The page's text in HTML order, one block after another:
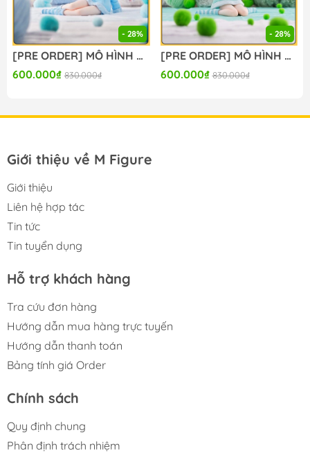
#mo_hinh_anime #anime_figure #figure
#mo_hinh_chinh_hang #mo_hinh_figure
#figure_chinh_hang #mo_hinh_tinh #nendoroid
#gameprize #scalefigure
- 28%
[PRE ORDER] MÔ HÌNH BanG Dream! - BanG Dream! Ave Mujica - Togawa Sakiko - Yumemirize - ～Pajama Party!～ (Sega Fave) FIGURE CHÍNH HÃNG
600.000₫ 830.000₫
- 28%
[PRE ORDER] MÔ HÌNH BanG Dream! - BanG Dream! Ave Mujica - Wakaba Mutsumi - Yumemirize - ～Pajama Party!～ (Sega Fave) FIGURE CHÍNH HÃNG
600.000₫ 830.000₫
Giới thiệu về M Figure
Giới thiệu
Liên hệ hợp tác
Tin tức
Tin tuyển dụng
Hỗ trợ khách hàng
Tra cứu đơn hàng
Hướng dẫn mua hàng trực tuyến
Hướng dẫn thanh toán
Bảng tính giá Order
Chính sách
Quy định chung
Phân định trách nhiệm